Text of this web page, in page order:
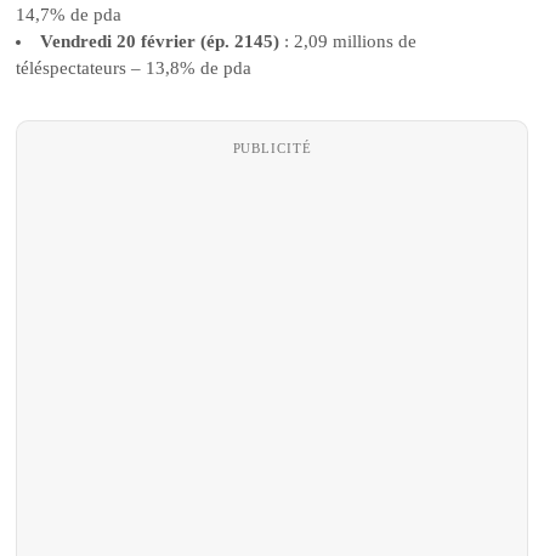
14,7% de pda
Vendredi 20 février (ép. 2145) : 2,09 millions de
téléspectateurs – 13,8% de pda
PUBLICITÉ